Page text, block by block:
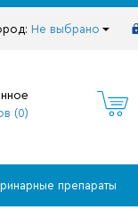
Не выбрано
(0)
препараты